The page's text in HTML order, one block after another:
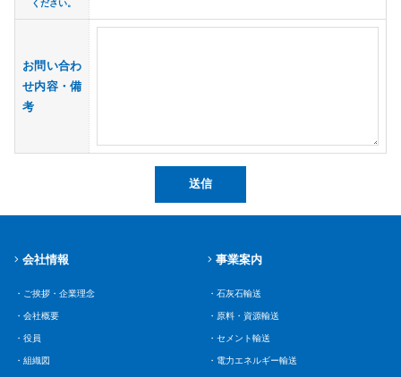
ください。
お問い合わ
せ内容・備
考
会社情報
・ご挨拶・企業理念
・会社概要
・役員
・組織図
事業案内
・石灰石輸送
・原料・資源輸送
・セメント輸送
・電力エネルギー輸送